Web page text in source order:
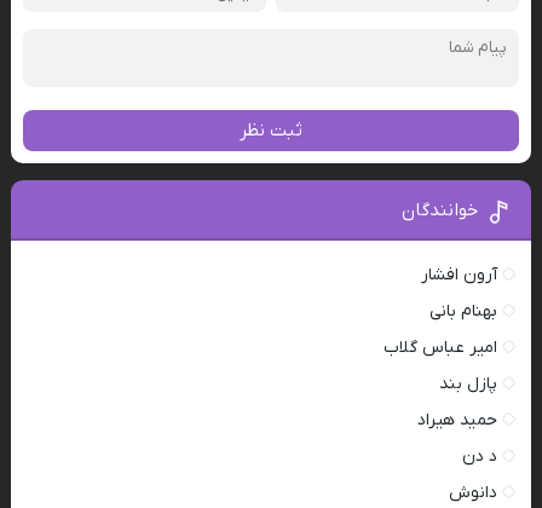
ثبت نظر
خوانندگان
آرون افشار
بهنام بانی
امیر عباس گلاب
پازل بند
حمید هیراد
د دن
دانوش